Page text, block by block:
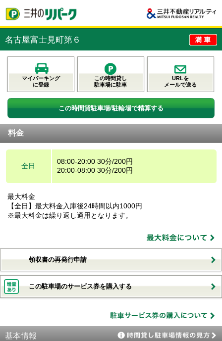
名古屋富士見町第６
マイパーキング
に登録
この時間貸し
駐車場に駐車
URLを
メールで送る
この時間貸駐車場/駐輪場で精算する
料金
全日
08:00-20:00 30分/200円
20:00-08:00 30分/200円
最大料金
【全日】最大料金入庫後24時間以内1000円
※最大料金は繰り返し適用となります。
領収書の再発行申請
この駐車場のサービス券を購入する
基本情報